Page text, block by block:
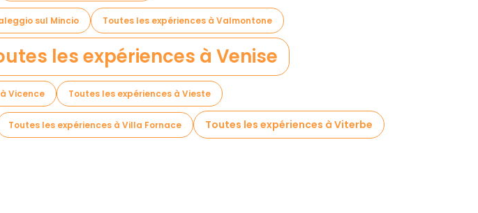
sul Mincio Toutes les expériences à Valmontone
les expériences à Venise
Vicence Toutes les expériences à Vieste
Toutes les expériences à Villa Fornace Toutes les expériences à Viterbe